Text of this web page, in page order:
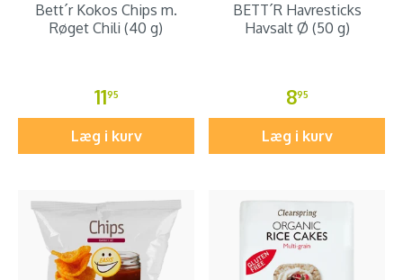
Bett´r Kokos Chips m.
Røget Chili (40 g)
1195
Læg i kurv
BETT´R Havresticks
Havsalt Ø (50 g)
895
Læg i kurv